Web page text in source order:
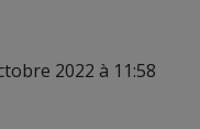
2022 à 11:58